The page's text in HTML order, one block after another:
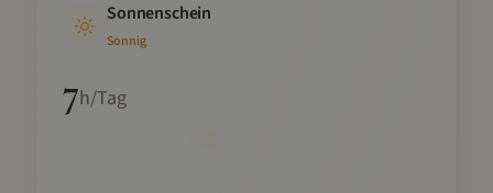
Sonnenschein
Sonnig
7h/Tag